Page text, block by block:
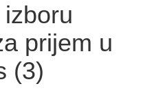
prijem u
(3)